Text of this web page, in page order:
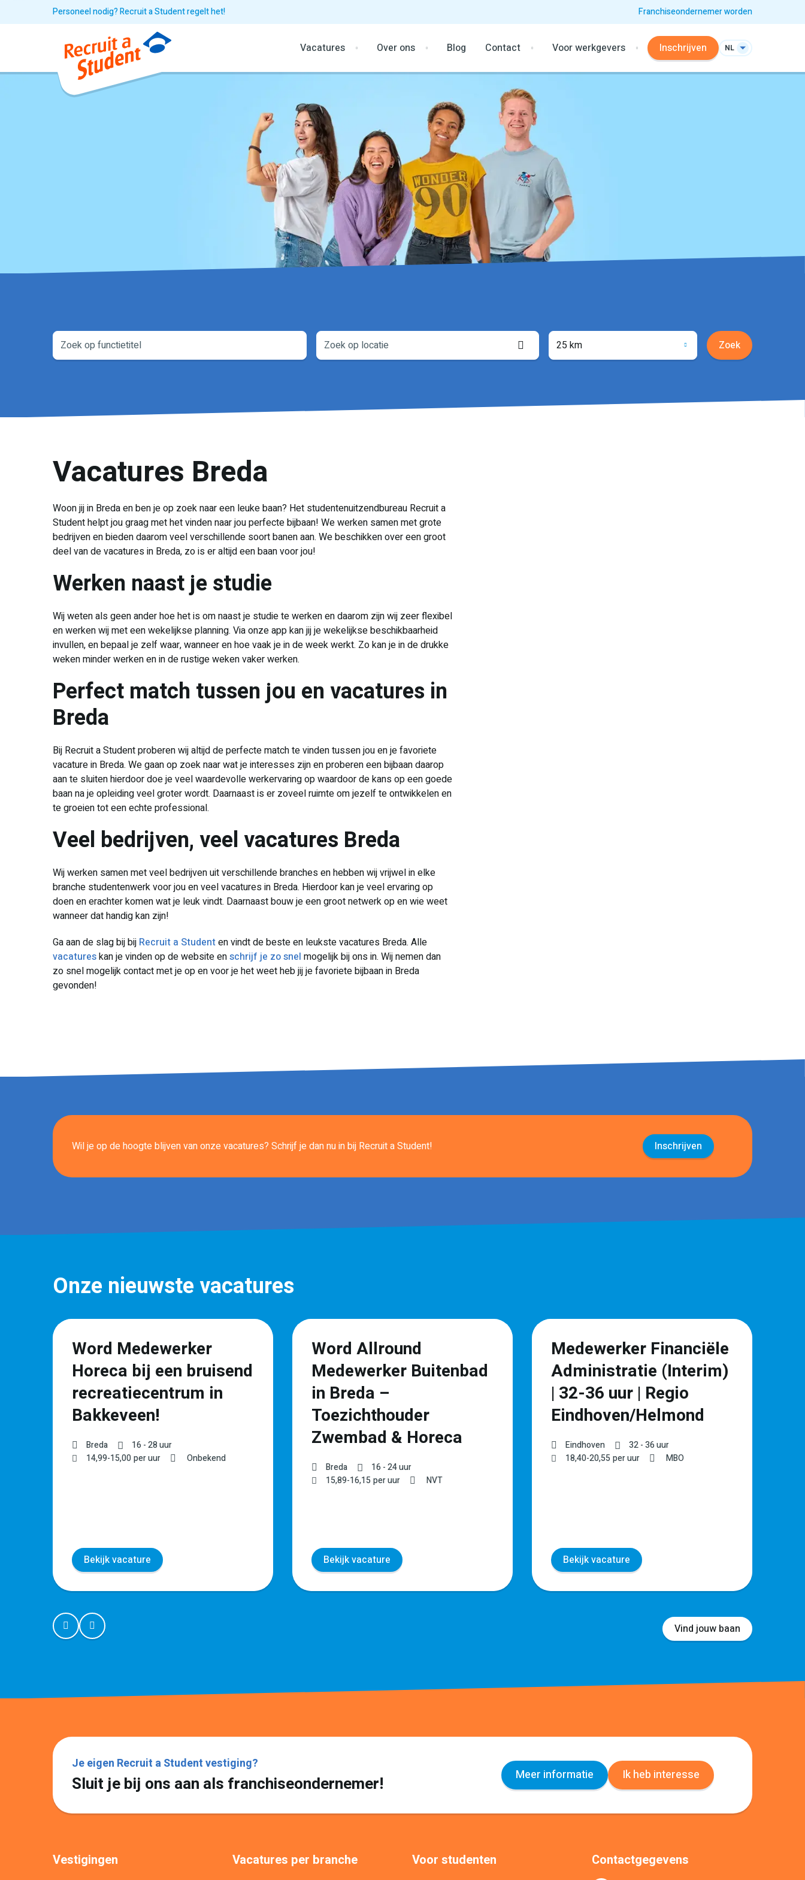
Personeel nodig? Recruit a Student regelt het! Franchiseondernemer worden
Vacatures Over ons Blog Contact Voor werkgevers Inschrijven NL
Locatie
ophalen
25 km Zoek
Vacatures Breda
Woon jij in Breda en ben je op zoek naar een leuke baan? Het studentenuitzendbureau Recruit a
Student helpt jou graag met het vinden naar jou perfecte bijbaan! We werken samen met grote
bedrijven en bieden daarom veel verschillende soort banen aan. We beschikken over een groot
deel van de vacatures in Breda, zo is er altijd een baan voor jou!
Werken naast je studie
Wij weten als geen ander hoe het is om naast je studie te werken en daarom zijn wij zeer flexibel
en werken wij met een wekelijkse planning. Via onze app kan jij je wekelijkse beschikbaarheid
invullen, en bepaal je zelf waar, wanneer en hoe vaak je in de week werkt. Zo kan je in de drukke
weken minder werken en in de rustige weken vaker werken.
Perfect match tussen jou en vacatures in
Breda
Bij Recruit a Student proberen wij altijd de perfecte match te vinden tussen jou en je favoriete
vacature in Breda. We gaan op zoek naar wat je interesses zijn en proberen een bijbaan daarop
aan te sluiten hierdoor doe je veel waardevolle werkervaring op waardoor de kans op een goede
baan na je opleiding veel groter wordt. Daarnaast is er zoveel ruimte om jezelf te ontwikkelen en
te groeien tot een echte professional.
Veel bedrijven, veel vacatures Breda
Wij werken samen met veel bedrijven uit verschillende branches en hebben wij vrijwel in elke
branche studentenwerk voor jou en veel vacatures in Breda. Hierdoor kan je veel ervaring op
doen en erachter komen wat je leuk vindt. Daarnaast bouw je een groot netwerk op en wie weet
wanneer dat handig kan zijn!
Ga aan de slag bij bij Recruit a Studenten vindt de beste en leukste vacatures Breda. Alle
vacatureskan je vinden op de website enschrijf je zo snel mogelijk bij ons in. Wij nemen dan
zo snel mogelijk contact met je op en voor je het weet heb jij je favoriete bijbaan in Breda
gevonden!
Wil je op de hoogte blijven van onze vacatures? Schrijf je dan nu inbij Recruit a Student! Inschrijven
Onze nieuwste vacatures
Word Medewerker
Horeca bij een bruisend
recreatiecentrum in
Bakkeveen!
Breda
16 - 28 uur
14,99-15,00per uur Onbekend
Bekijk vacature
Word Allround
Medewerker Buitenbad
in Breda –
Toezichthouder
Zwembad & Horeca
Breda
16 - 24 uur
15,89-16,15per uur NVT
Bekijk vacature
Medewerker Financiële
Administratie (Interim)
| 32-36 uur | Regio
Eindhoven/Helmond
Eindhoven
32 - 36 uur
18,40-20,55per uur MBO
Bekijk vacature
Vind jouw baan
Je eigen Recruit a Student vestiging?
Sluit je bij ons aan als franchiseondernemer! Meer informatie Ik heb interesse
Vestigingen Vacatures per branche Voor studenten Contactgegevens